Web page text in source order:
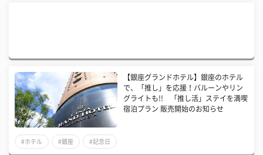
【銀座グランドホテル】銀座のホテル
で、「推し」を応援！バルーンやリン
グライトも!! 「推し活」ステイを満喫
宿泊プラン 販売開始のお知らせ
#ホテル #銀座 #記念日